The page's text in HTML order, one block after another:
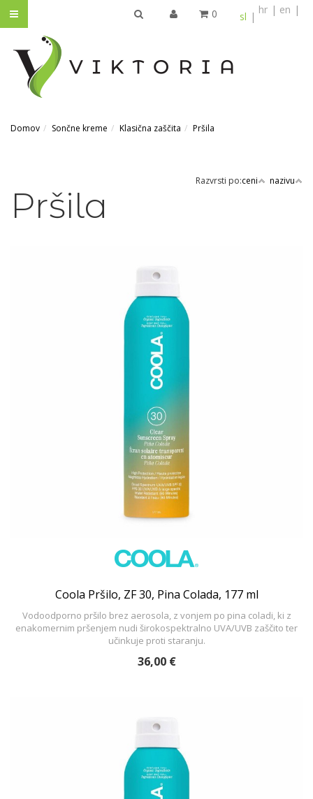
sl
hr en
0
Domov Sončne kreme Klasična zaščita Pršila
Razvrsti po:ceni nazivu
Pršila
Coola Pršilo, ZF 30, Pina Colada, 177 ml
Vodoodporno pršilo brez aerosola, z vonjem po pina coladi, ki z
enakomernim pršenjem nudi širokospektralno UVA/UVB zaščito ter
učinkuje proti staranju.
36,00 €